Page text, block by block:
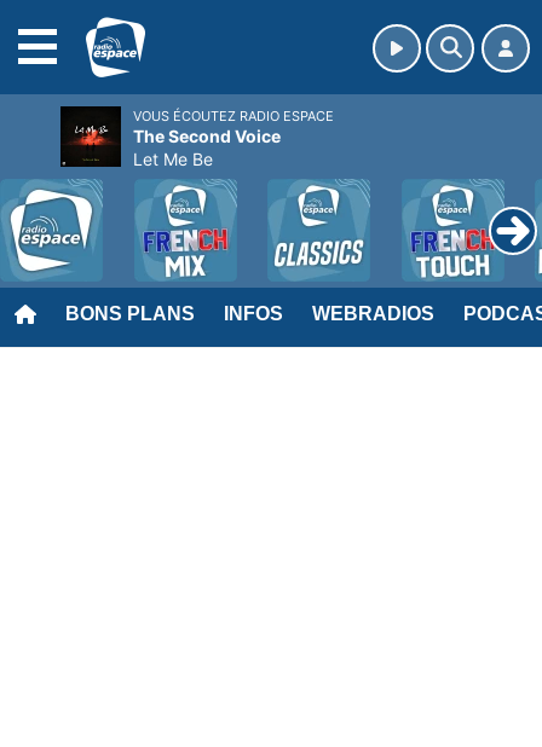
BONS PLANS INFOS WEBRADIOS
VOUS ÉCOUTEZ RADIO ESPACE
The Second Voice
Let Me Be